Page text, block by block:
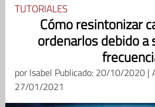
TUTORIALES
Cómo resintonizar
ordenarlos debido a
porIsabel Publicado: 20/10/2020 |
27/01/2021